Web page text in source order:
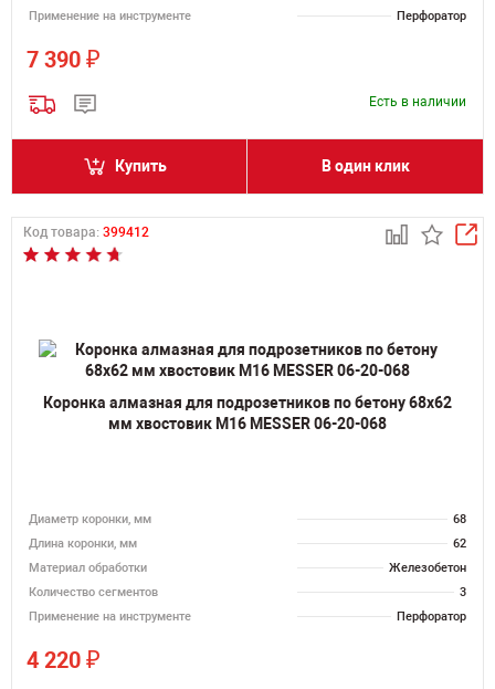
Применение на инструменте
Перфоратор
7 390 ₽
Есть в наличии
Купить В один клик
Код товара: 399412
Коронка алмазная для подрозетников по бетону 68х62
мм хвостовик M16 MESSER 06-20-068
Диаметр коронки, мм
68
Длина коронки, мм
62
Материал обработки
Железобетон
Количество сегментов
3
Применение на инструменте
Перфоратор
4 220 ₽